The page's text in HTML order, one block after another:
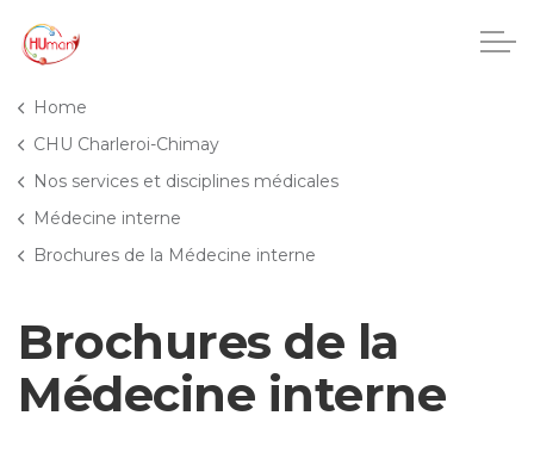
CHU Charleroi-Chimay
Maisons de repos
Crèches
Pôle enfance et adolescence
Home
CHU Charleroi-Chimay
Nos services et disciplines médicales
Médecine interne
Brochures de la Médecine interne
Brochures de la
Médecine interne